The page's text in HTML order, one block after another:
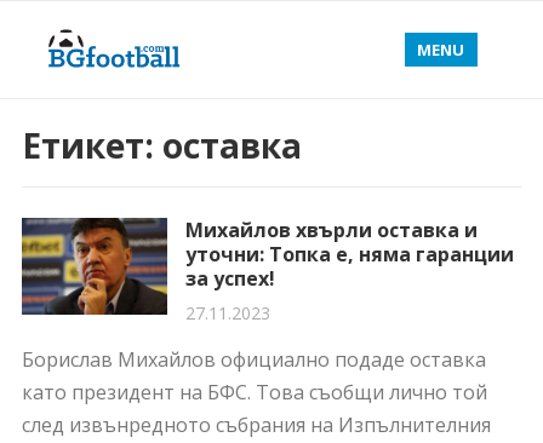
MENU
Етикет: оставка
Михайлов хвърли оставка и
уточни: Топка е, няма гаранции
за успех!
27.11.2023
Борислав Михайлов официално подаде оставка
като президент на БФС. Това съобщи лично той
след извънредното събрания на Изпълнителния